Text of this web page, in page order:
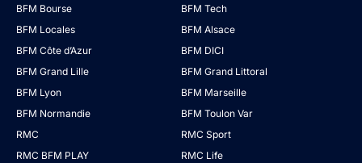
BFM Bourse
BFM Tech
BFM Locales
BFM Alsace
BFM Côte d’Azur
BFM DICI
BFM Grand Lille
BFM Grand Littoral
BFM Lyon
BFM Marseille
BFM Normandie
BFM Toulon Var
RMC
RMC Sport
RMC BFM PLAY
RMC Life